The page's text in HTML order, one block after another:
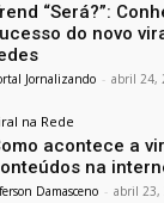
“Será?”:
do novo
Jornalizando - abril 24,
na Rede
acontece a
na
Damasceno - abril 23,